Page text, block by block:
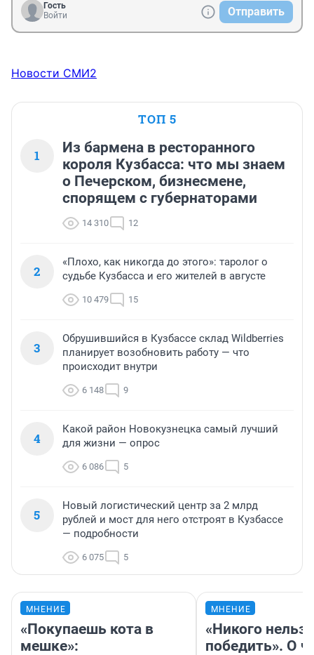
Гость
Войти
Отправить
Новости СМИ2
ТОП 5
1
Из бармена в ресторанного
короля Кузбасса: что мы знаем
о Печерском, бизнесмене,
спорящем с губернаторами
14 310 12
2
«Плохо, как никогда до этого»: таролог о
судьбе Кузбасса и его жителей в августе
10 479 15
3
Обрушившийся в Кузбассе склад Wildberries
планирует возобновить работу — что
происходит внутри
6 148 9
4
Какой район Новокузнецка самый лучший
для жизни — опрос
6 086 5
5
Новый логистический центр за 2 млрд
рублей и мост для него отстроят в Кузбассе
— подробности
6 075 5
МНЕНИЕ
«Покупаешь кота в
мешке»:
МНЕНИЕ
«Никого нельзя
победить». О